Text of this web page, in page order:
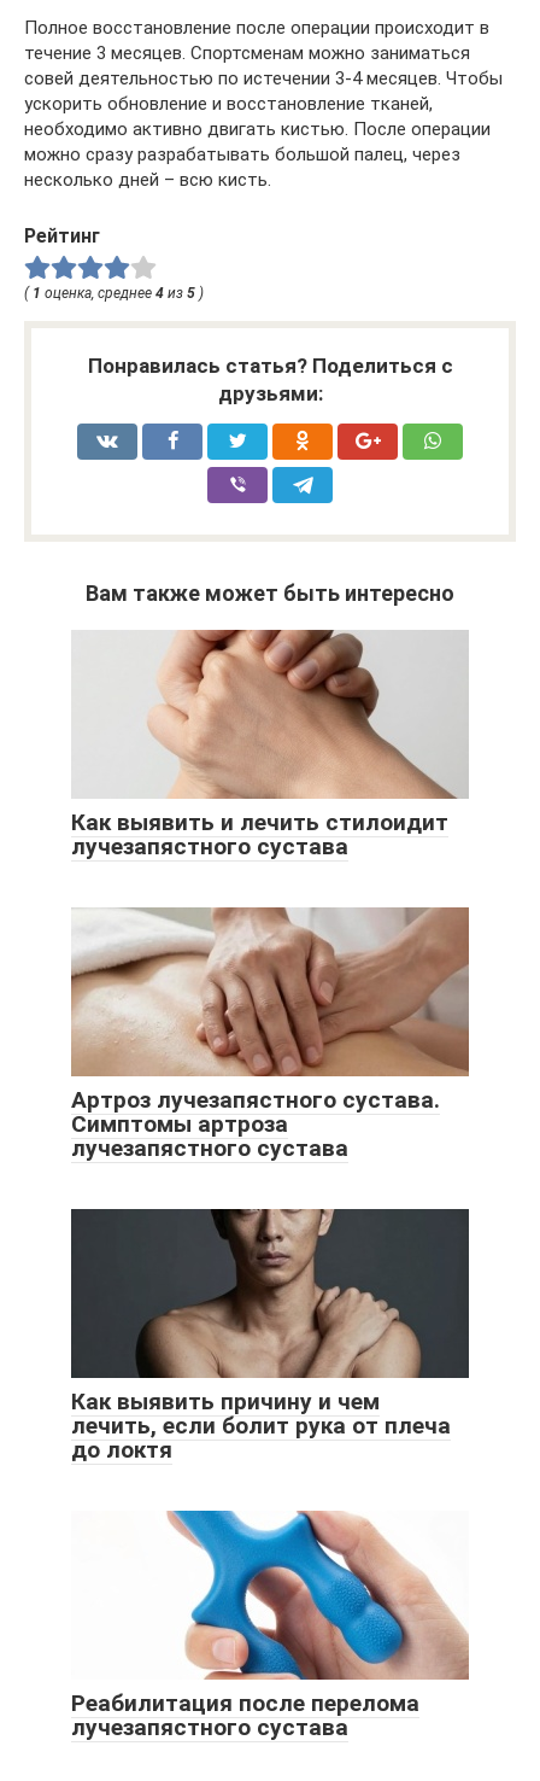
Полное восстановление после операции происходит в
течение 3 месяцев. Спортсменам можно заниматься
совей деятельностью по истечении 3-4 месяцев. Чтобы
ускорить обновление и восстановление тканей,
необходимо активно двигать кистью. После операции
можно сразу разрабатывать большой палец, через
несколько дней – всю кисть.
Рейтинг
( 1 оценка, среднее 4 из 5 )
Понравилась статья? Поделиться с
друзьями:
Вам также может быть интересно
Как выявить и лечить стилоидит
лучезапястного сустава
Артроз лучезапястного сустава.
Симптомы артроза
лучезапястного сустава
Как выявить причину и чем
лечить, если болит рука от плеча
до локтя
Реабилитация после перелома
лучезапястного сустава